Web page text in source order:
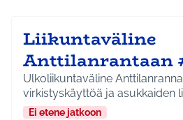
Liikuntaväline
Anttilanrantaan
Ulkoliikuntaväline
Ei etene jatkoon